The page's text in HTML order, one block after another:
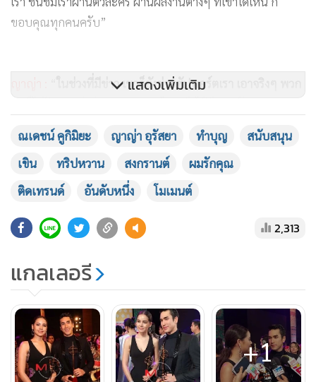
ขอบคุณทุกคนครับ”
ในช่วงที่มีข่าว เขาก็ยังช่วยซัปพอร์ตเรา เอาจริงๆ พวก
มอบความรัก โดยที่เขาไม่ได้รู้จักเรา เราไม่รู้จักเขา
ใจแล้วกันค่ะที่สนับสนุนเรามาโดยตลอดค่ะ"
สงกรานต์ให้รอลุ้น จะมีโอกาสได้อยู่ด้วยกันหรือไม่
พ่อครับ”
ญาญ่า :“ หนูยังรอคุณแม่ตัดสินใจอยู่ค่ะ อาจจะกลับบ้านที่
นอร์เวย์ หรือทุกคนอาจจะมาที่นี่ค่ะยังรออยู่ค่ะ”
ณเดชน์ : “เรื่องชวนน้องไปเล่นสงกรานต์ที่บ้าน ผมไม่มีอะไรให้
เล่นเลย (หัวเราะ) ภาพรดน้ำดำหัวผู้ใหญ่ ก็เดี๋ยวดูถ้ามีโอกาสนะ
ครับ ถ้ามีโอกาสก็คงจะทำครับ แต่จะเอามาลงหรือเปล่าก็เดี๋ยวว่า
แสดงเพิ่มเติม
ณเดชน์ คูกิมิยะ ญาญ่า อุรัสยา ทำบุญ
สนับสนุน
เขิน
ทริปหวาน สงกรานต์
ผมรักคุณ
ติดเทรนด์
อันดับหนึ่ง โมเมนต์
2,313
แกลเลอรี
+1